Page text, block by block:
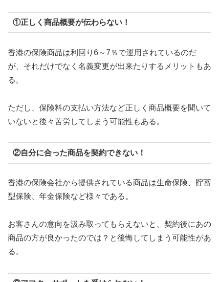
①正しく商品概要が伝わらない！
香港の保険商品は利回り6～7％で運用されているのだ
が、それだけでなく名義変更が出来たりするメリットもあ
る。
ただし、保険料の支払い方法など正しく商品概要を聞いて
いないと後々苦労してしまう可能性もある。
②自分に合った商品を契約できない！
香港の保険会社から提供されている商品は生命保険、貯蓄
型保険、年金保険など様々である。
お客さんの意向を汲み取ってもらえないと、契約後にあの
商品の方が良かったのでは？と後悔してしまう可能性があ
る。